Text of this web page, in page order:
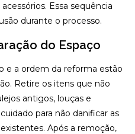
Essa sequência
durante o processo.
do Espaço
e a ordem da reforma estão
Retire os itens que não
antigos, louças e
para não danificar as
Após a remoção,